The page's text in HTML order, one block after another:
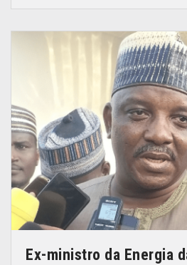
Ex-ministro da Energia